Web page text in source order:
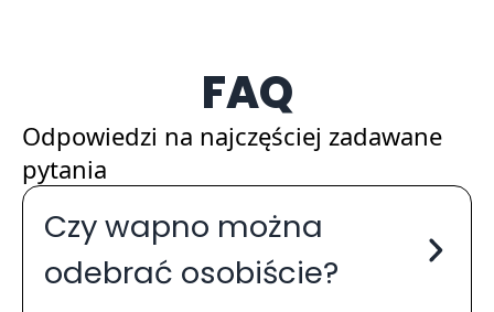
FAQ
Odpowiedzi na najczęściej zadawane
pytania
Czy wapno można
odebrać osobiście?